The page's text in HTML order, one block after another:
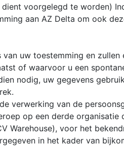
voorgelegd te worden)
aan AZ Delta om ook
uw toestemming en
of waarvoor u een
nodig, uw gegevens
verwerking van de
op een derde
Warehouse), voor het
in het kader van